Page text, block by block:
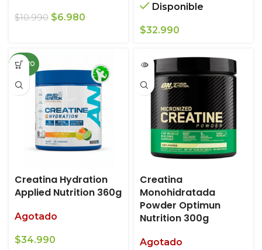
$10.990 El
$10.990.
$6.980
$6.980.
Disponible
$32.990
NUEVO
Creatina Hydration
Applied Nutrition 360g
Agotado
$34.990
Creatina
Monohidratada
Powder Optimun
Nutrition 300g
Agotado